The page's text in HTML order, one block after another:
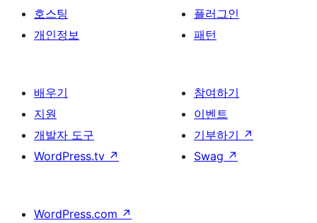
호스팅
개인정보
플러그인
패턴
배우기
지원
개발자 도구
WordPress.tv ↗
참여하기
이벤트
기부하기 ↗
Swag ↗
WordPress.com ↗